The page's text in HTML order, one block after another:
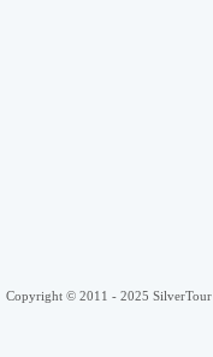
Copyright © 2011 - 2025 SilverTour